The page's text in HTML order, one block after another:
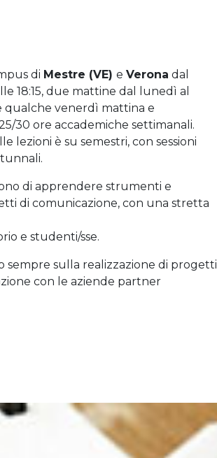
di Mestre (VE)eVerona dal
18:15, due mattine dal lunedì al
qualche venerdì mattina e
30 ore accademiche settimanali.
lezioni è su semestri, con sessioni
di apprendere strumenti e
di comunicazione, con una stretta
e studenti/sse.
sempre sulla realizzazione di progetti
con le aziende partner